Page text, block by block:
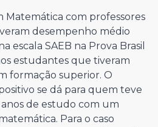
Matemática com professores
desempenho médio
escala SAEB na Prova Brasil
estudantes que tiveram
formação superior. O
se dá para quem teve
de estudo com um
Para o caso